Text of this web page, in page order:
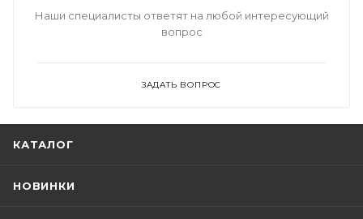
Наши специалисты ответят на любой интересующий
вопрос
ЗАДАТЬ ВОПРОС
КАТАЛОГ
НОВИНКИ